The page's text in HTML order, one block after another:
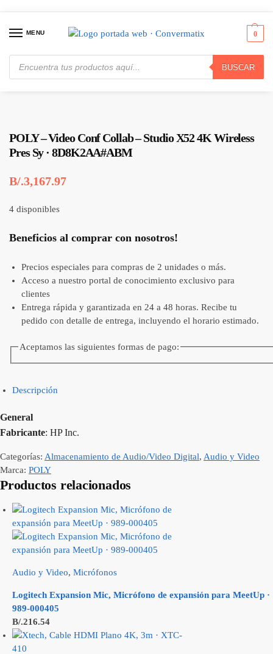
MENU
BUSCAR
0
Inicio / Audio y Video / Almacenamiento de Audio/Video Digital POLY – Video Conf Collab – Studio X52 4K Wireless Pres Sy · 8D8K2AA#ABM
POLY – Video Conf Collab – Studio X52 4K Wireless
Pres Sy · 8D8K2AA#ABM
B/.3,167.97
4 disponibles
Beneficios al comprar con nosotros!
Precios especiales para compras de 2 unidades o más.
Acceso a nuestro portal de conocimiento exclusivo para
clientes
Entrega rápida y garantizada en 24 a 48 horas. Recibe tu
pedido con detalle de entrega, incluyendo el horario estimado.
Aceptamos las siguientes formas de pago:
Descripción
General
Fabricante: HP Inc.
Categorías: Almacenamiento de Audio/Video Digital, Audio y Video
Marca: POLY
Productos relacionados
Audio y Video, Micrófonos
Logitech Expansion Mic, Micrófono de expansión para MeetUp ·
989-000405
B/.216.54